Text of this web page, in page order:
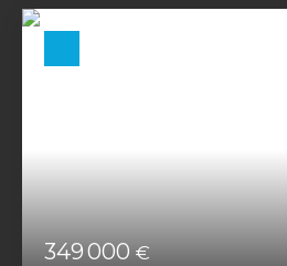
349 000 €